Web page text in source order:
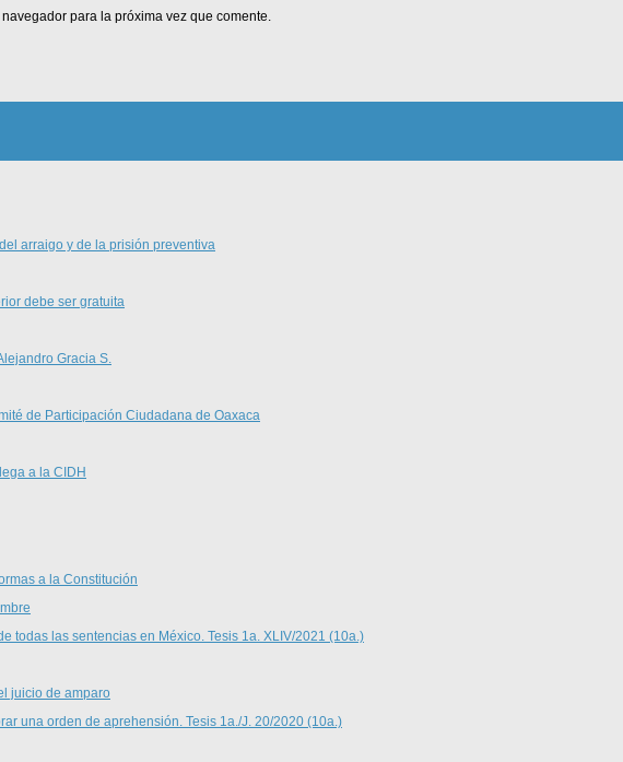
para la próxima vez que comente.
arraigo y de la prisión preventiva
debe ser gratuita
Gracia S.
de Participación Ciudadana de Oaxaca
a la CIDH
a la Constitución
todas las sentencias en México. Tesis 1a. XLIV/2021 (10a.)
juicio de amparo
una orden de aprehensión. Tesis 1a./J. 20/2020 (10a.)